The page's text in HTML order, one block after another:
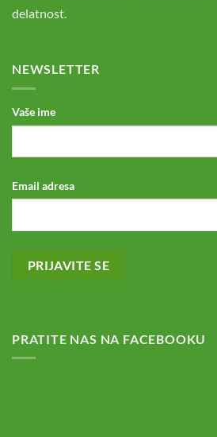
delatnost.
NEWSLETTER
Vaše ime
Email adresa
PRATITE NAS NA FACEBOOKU